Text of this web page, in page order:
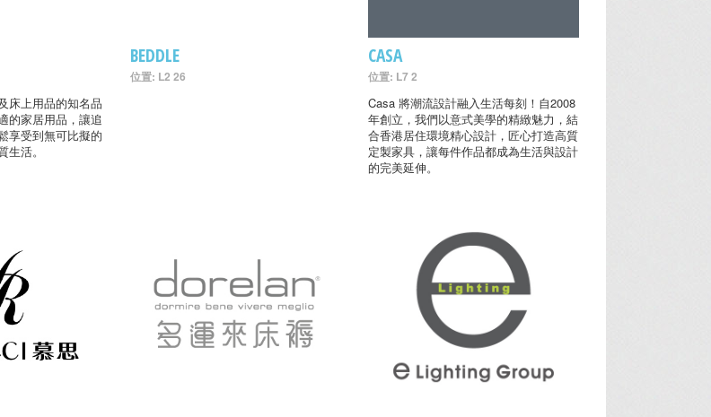
床上用品的知名品
的家居用品，讓追
享受到無可比擬的
活。
BEDDLE
位置: L2 26
CASA
位置: L7 2
Casa 將潮流設計融入生活每刻！自2008
年創立，我們以意式美學的精緻魅力，結
合香港居住環境精心設計，匠心打造高質
定製家具，讓每件作品都成為生活與設計
的完美延伸。